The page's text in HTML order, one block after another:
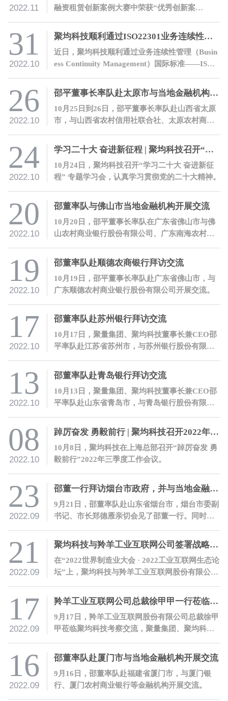
2022.11
融资租赁创新案例大赛中荣获“优秀创新案
31
2022.10
聚均科技顺利通过ISO22301业务连续性管理体系认证
近日，聚均科技顺利通过业务连续性管理（Busin
ess Continuity Management）国际标准——ISO2
26
2022.10
邵平董事长率队赴太原市与当地金融机构开展交流
10月25日到26日，邵平董事长率队赴山西省太原
市，与山西省农村信用社联合社、太原农村商业
商银行股份有限公司等金融机构开展交流。
24
2022.10
学习二十大 奋进新征程 | 聚均科技召开“党的二十大会议精神”专题学习会
10月24日，聚均科技召开“学习二十大 奋进新征
程” 专题学习会，认真学习贯彻党的二十大精神。
20
2022.10
邵董率队与佛山市当地金融机构开展交流
10月20日，邵平董事长率队在广东省佛山市与佛
山农村商业银行股份有限公司、广东南海农村商
19
2022.10
邵董率队赴顺德农商银行拜访交流
10月19日，邵平董事长率队赴广东省佛山市，与
广东顺德农村商业银行股份有限公司开展交流。
17
2022.10
邵董率队赴苏州银行拜访交流
10月17日，聚量集团、聚均科技董事长兼CEO邵
平率队赴江苏省苏州市，与苏州银行股份有限公
13
2022.10
邵董率队赴青岛银行拜访交流
10月13日，聚量集团、聚均科技董事长兼CEO邵
平率队赴山东省青岛市，与青岛银行股份有限公
08
2022.10
踔厉奋发 勇毅前行 | 聚均科技召开2022年三季度工作会议
10月8日，聚均科技在上海总部召开“踔厉奋发 勇
毅前行”2022年三季度工作会议。
23
2022.09
邵董一行拜访烟台市政府，并与当地金融机构开展交流
9月21日，邵董率队赴山东省烟台市，烟台市委副
书记、市长郑德雁亲切会见了邵董一行。同时，
了深入交流。
21
2022.09
聚均科技与羚羊工业互联网公司签署战略合作协议
在“2022世界制造业大会 · 2022工业互联网生态论
坛”上，聚均科技与羚羊工业互联网股份有限公司
互联网发展，赋能实体经济。
17
2022.09
羚羊工业互联网公司总裁徐甲甲一行莅临聚均科技考察交流
9月17日，羚羊工业互联网股份有限公司总裁徐甲
甲莅临聚均科技考察交流，聚量集团、聚均科技
16
2022.09
邵董率队赴厦门市与当地金融机构开展交流
9月16日，邵董率队赴福建省厦门市，与厦门银
行、厦门农村商业银行等金融机构开展交流。